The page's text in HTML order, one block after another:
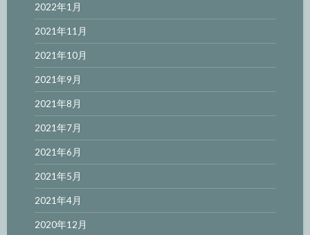
2022年1月
2021年11月
2021年10月
2021年9月
2021年8月
2021年7月
2021年6月
2021年5月
2021年4月
2020年12月